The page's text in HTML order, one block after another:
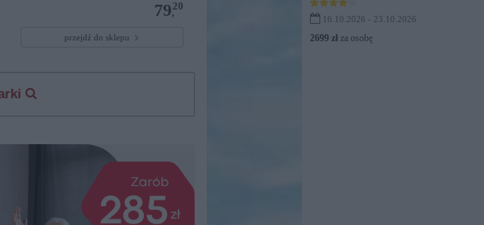
79,
20
przejdź do sklepu
16.10.2026 - 23.10.2026
2699 zł za osobę